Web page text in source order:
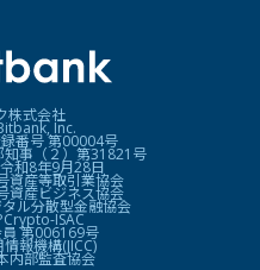
株式会社
Inc.
番号 第00004号
事（２）第31821号
和8年9月28日
資産等取引業協会
資産ビジネス協会
ル分散型金融協会
ISAC
第006169号
報機構(JICC)
内部監査協会